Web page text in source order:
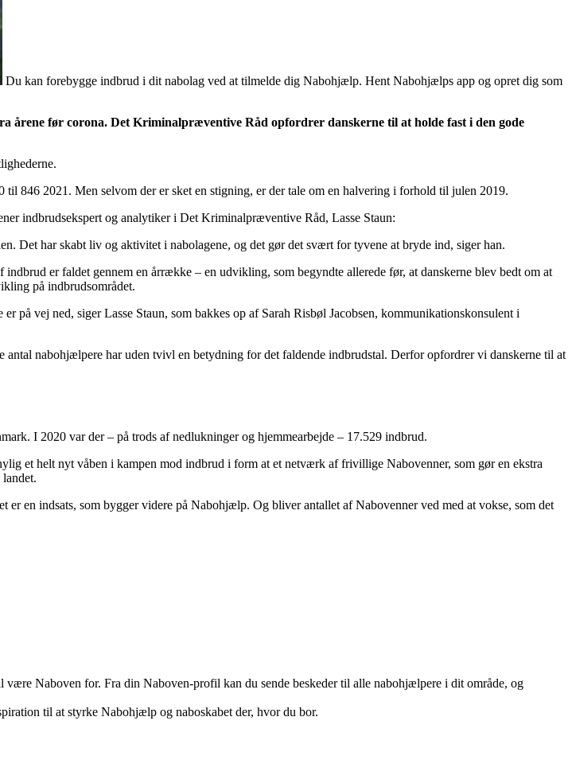
Du kan forebygge indbrud i dit nabolag ved at tilmelde dig Nabohjælp. Hent Nabohjælps app og opret dig som
årene før corona. Det Kriminalpræventive Råd opfordrer danskerne til at holde fast i den gode
846 2021. Men selvom der er sket en stigning, er der tale om en halvering i forhold til julen 2019.
indbrudsekspert og analytiker i Det Kriminalpræventive Råd, Lasse Staun:
Det har skabt liv og aktivitet i nabolagene, og det gør det svært for tyvene at bryde ind, siger han.
er faldet gennem en årrække – en udvikling, som begyndte allerede før, at danskerne blev bedt om at
på indbrudsområdet.
på vej ned, siger Lasse Staun, som bakkes op af Sarah Risbøl Jacobsen, kommunikationskonsulent i
nabohjælpere har uden tvivl en betydning for det faldende indbrudstal. Derfor opfordrer vi danskerne til at
I 2020 var der – på trods af nedlukninger og hjemmearbejde – 17.529 indbrud.
et helt nyt våben i kampen mod indbrud i form at et netværk af frivillige Nabovenner, som gør en ekstra
en indsats, som bygger videre på Nabohjælp. Og bliver antallet af Nabovenner ved med at vokse, som det
Naboven for. Fra din Naboven-profil kan du sende beskeder til alle nabohjælpere i dit område, og
til at styrke Nabohjælp og naboskabet der, hvor du bor.